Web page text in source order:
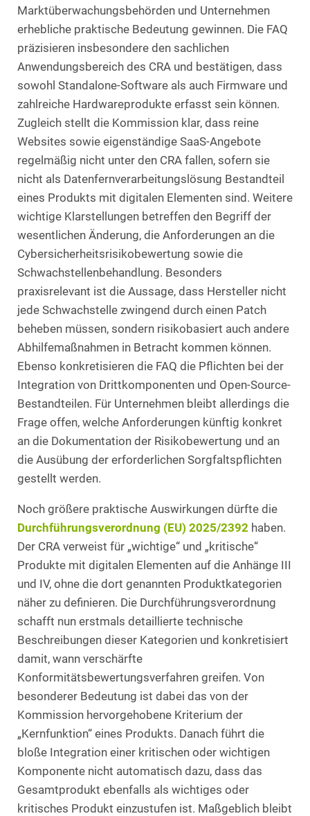
Marktüberwachungsbehörden und Unternehmen
erhebliche praktische Bedeutung gewinnen. Die FAQ
präzisieren insbesondere den sachlichen
Anwendungsbereich des CRA und bestätigen, dass
sowohl Standalone-Software als auch Firmware und
zahlreiche Hardwareprodukte erfasst sein können.
Zugleich stellt die Kommission klar, dass reine
Websites sowie eigenständige SaaS-Angebote
regelmäßig nicht unter den CRA fallen, sofern sie
nicht als Datenfernverarbeitungslösung Bestandteil
eines Produkts mit digitalen Elementen sind. Weitere
wichtige Klarstellungen betreffen den Begriff der
wesentlichen Änderung, die Anforderungen an die
Cybersicherheitsrisikobewertung sowie die
Schwachstellenbehandlung. Besonders
praxisrelevant ist die Aussage, dass Hersteller nicht
jede Schwachstelle zwingend durch einen Patch
beheben müssen, sondern risikobasiert auch andere
Abhilfemaßnahmen in Betracht kommen können.
Ebenso konkretisieren die FAQ die Pflichten bei der
Integration von Drittkomponenten und Open-Source-
Bestandteilen. Für Unternehmen bleibt allerdings die
Frage offen, welche Anforderungen künftig konkret
an die Dokumentation der Risikobewertung und an
die Ausübung der erforderlichen Sorgfaltspflichten
gestellt werden.
Noch größere praktische Auswirkungen dürfte die
Durchführungsverordnung (EU) 2025/2392 haben.
Der CRA verweist für „wichtige“ und „kritische“
Produkte mit digitalen Elementen auf die Anhänge III
und IV, ohne die dort genannten Produktkategorien
näher zu definieren. Die Durchführungsverordnung
schafft nun erstmals detaillierte technische
Beschreibungen dieser Kategorien und konkretisiert
damit, wann verschärfte
Konformitätsbewertungsverfahren greifen. Von
besonderer Bedeutung ist dabei das von der
Kommission hervorgehobene Kriterium der
„Kernfunktion“ eines Produkts. Danach führt die
bloße Integration einer kritischen oder wichtigen
Komponente nicht automatisch dazu, dass das
Gesamtprodukt ebenfalls als wichtiges oder
kritisches Produkt einzustufen ist. Maßgeblich bleibt